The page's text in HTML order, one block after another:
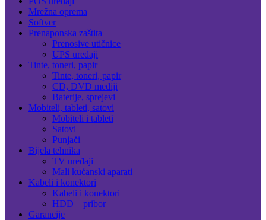
Mrežna oprema
Softver
Prenaponska zaštita
Prenosive utičnice
UPS uređaji
Tinte, toneri, papir
Tinte, toneri, papir
CD, DVD mediji
Baterije, sprejevi
Mobiteli, tableti, satovi
Mobiteli i tableti
Satovi
Punjači
Bijela tehnika
TV uređaji
Mali kućanski aparati
Kabeli i konektori
Kabeli i konektori
HDD – pribor
Garancije